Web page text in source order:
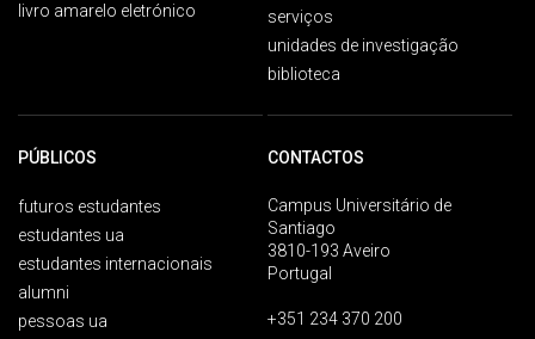
livro amarelo eletrónico
serviços
unidades de investigação
biblioteca
PÚBLICOS
futuros estudantes
estudantes ua
estudantes internacionais
alumni
pessoas ua
CONTACTOS
Campus Universitário de
Santiago
3810-193 Aveiro
Portugal
+351 234 370 200